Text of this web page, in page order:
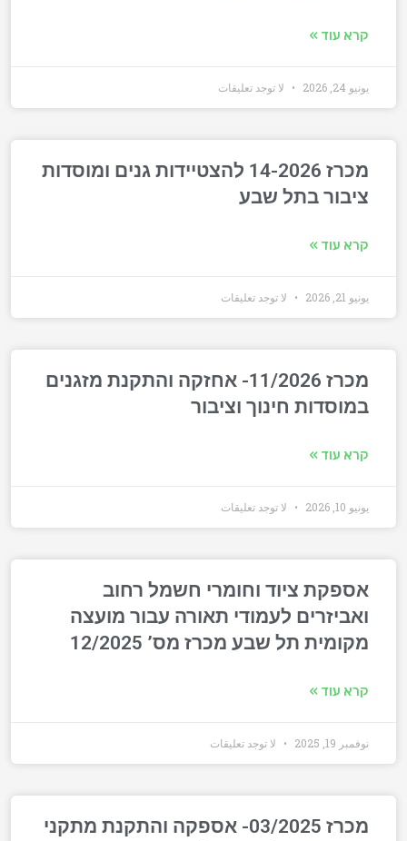
קרא עוד »
يونيو 24, 2026 لا توجد تعليقات
מכרז 14-2026 להצטיידות גנים ומוסדות
ציבור בתל שבע
קרא עוד »
يونيو 21, 2026 لا توجد تعليقات
מכרז 11/2026- אחזקה והתקנת מזגנים
במוסדות חינוך וציבור
קרא עוד »
يونيو 10, 2026 لا توجد تعليقات
אספקת ציוד וחומרי חשמל רחוב
ואביזרים לעמודי תאורה עבור מועצה
מקומית תל שבע מכרז מס’ 12/2025
קרא עוד »
نوفمبر 19, 2025 لا توجد تعليقات
מכרז 03/2025- אספקה והתקנת מתקני